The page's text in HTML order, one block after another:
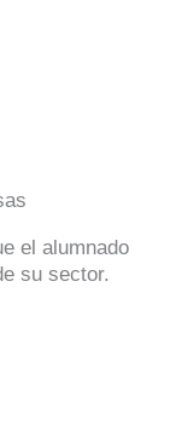
el alumnado
su sector.